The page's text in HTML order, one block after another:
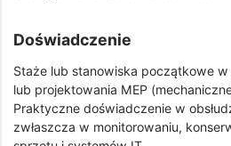
Doświadczenie
Staże lub stanowiska początkowe
lub projektowania MEP
Praktyczne doświadczenie w
zwłaszcza w monitorowaniu,